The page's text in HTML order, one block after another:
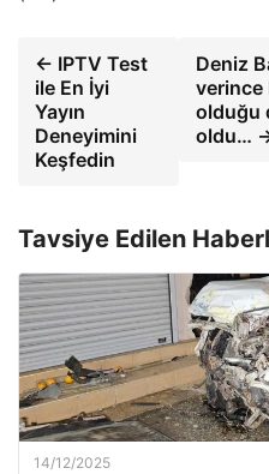
← IPTV Test
ile En İyi
Yayın
Deneyimini
Keşfedin
Deniz
verince
olduğu
oldu…
Tavsiye Edilen
14/12/2025